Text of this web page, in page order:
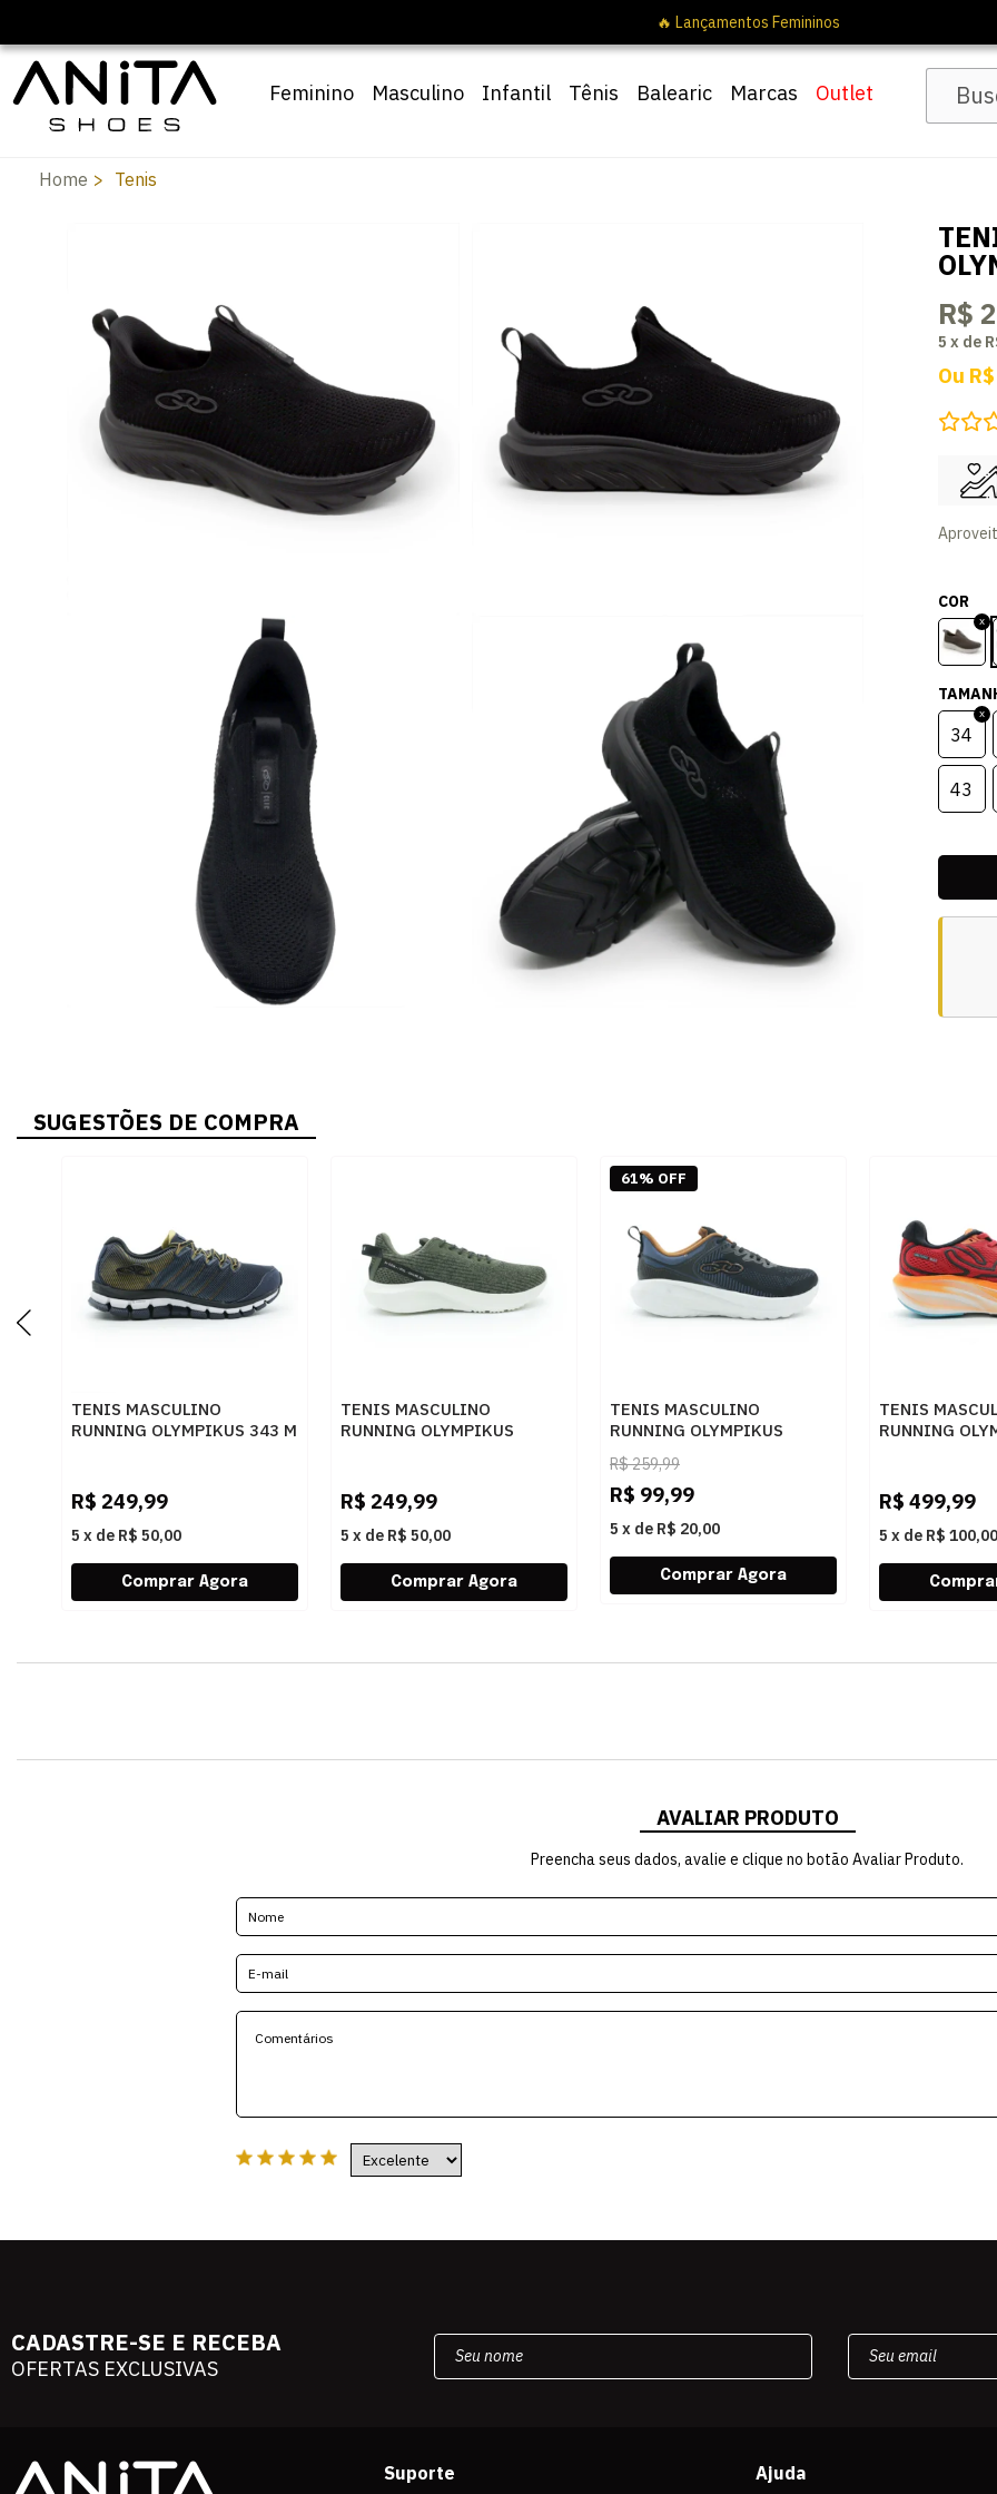
Feminino Masculino Infantil Tênis Balearic Marcas Outlet
🔥 Lançamentos Femininos
Home Tenis
R$
5 x de
Ou
COR
34
43
SUGESTÕES DE COMPRA
TENIS MASCULINO
RUNNING OLYMPIKUS 343 M
R$ 249,99
5 x de R$ 50,00
TENIS MASCULINO
RUNNING OLYMPIKUS
R$ 249,99
5 x de R$ 50,00
TENIS MASCULINO
RUNNING OLYMPIKUS
43581388 PRETOPETROLEO
R$259,99
R$ 99,99
5 x de R$ 20,00
61% OFF
TENIS
RUNNING
R$ 499,99
5 x de R$ 100,00
AVALIAR PRODUTO
Preencha seus dados, avalie e clique no botão Avaliar Produto.
CADASTRE-SE E RECEBA
OFERTAS EXCLUSIVAS
Suporte Ajuda